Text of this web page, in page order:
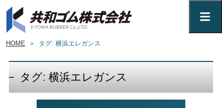
HOME ＞ タグ: 横浜エレガンス
タグ: 横浜エレガンス